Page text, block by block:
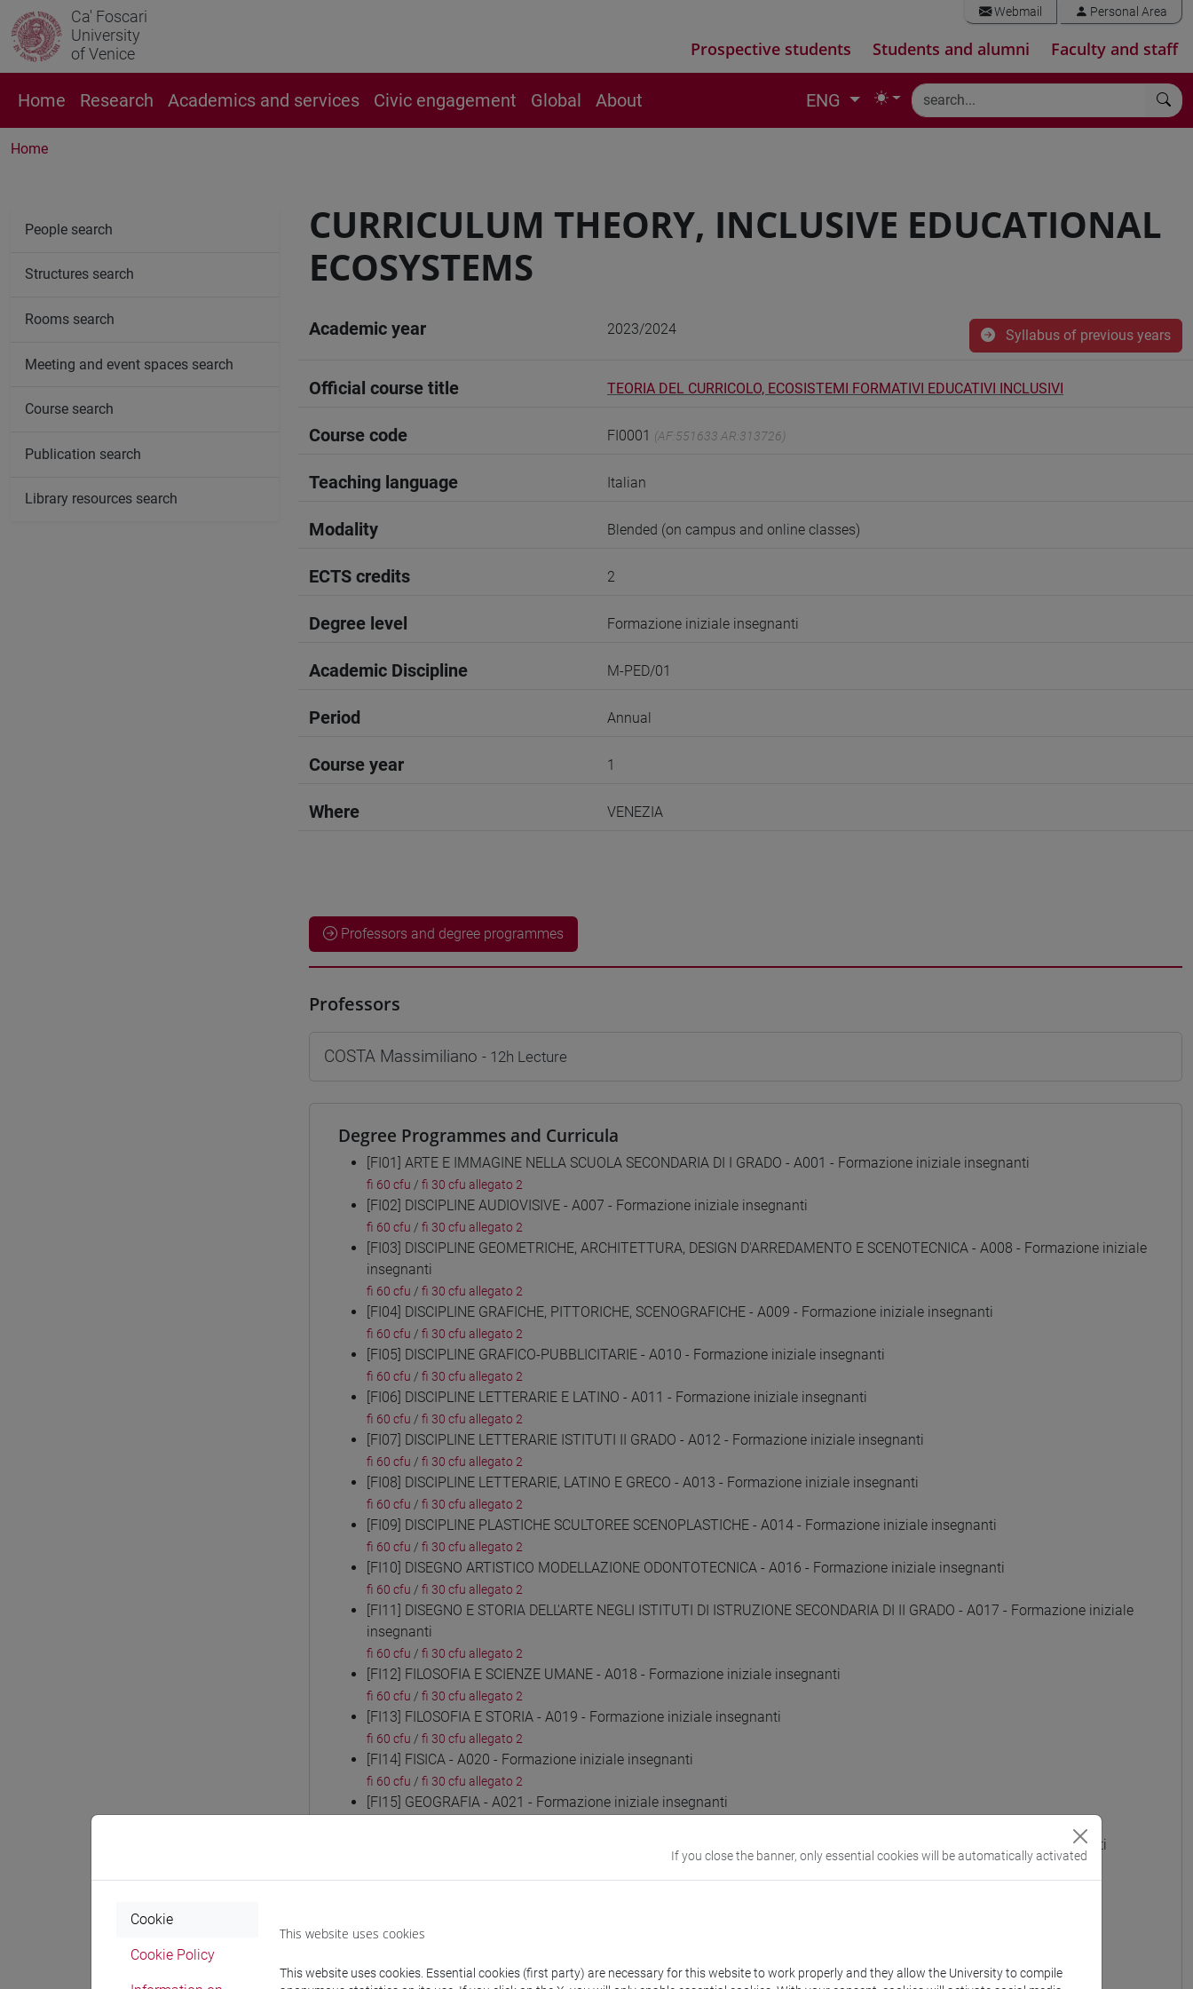
Ca' Foscari
University
of Venice
Webmail Personal Area
Prospective students Students and alumni Faculty and staff
Home Research Academics and services Civic engagement Global About ENG
Home
CURRICULUM THEORY, INCLUSIVE EDUCATIONAL
ECOSYSTEMS
Academic year 2023/2024 Syllabus of previous years
Official course title TEORIA DEL CURRICOLO, ECOSISTEMI FORMATIVI EDUCATIVI INCLUSIVI
Course code FI0001 (AF:551633 AR:313726)
Teaching language Italian
Modality Blended (on campus and online classes)
ECTS credits 2
Degree level Formazione iniziale insegnanti
Academic Discipline M-PED/01
Period Annual
Course year 1
Where VENEZIA
Professors and degree programmes
Professors
COSTA Massimiliano - 12h Lecture
Degree Programmes and Curricula
[FI01] ARTE E IMMAGINE NELLA SCUOLA SECONDARIA DI I GRADO - A001 - Formazione iniziale insegnanti
fi 60 cfu / fi 30 cfu allegato 2
[FI02] DISCIPLINE AUDIOVISIVE - A007 - Formazione iniziale insegnanti
fi 60 cfu / fi 30 cfu allegato 2
[FI03] DISCIPLINE GEOMETRICHE, ARCHITETTURA, DESIGN D'ARREDAMENTO E SCENOTECNICA - A008 - Formazione iniziale
insegnanti
fi 60 cfu / fi 30 cfu allegato 2
[FI04] DISCIPLINE GRAFICHE, PITTORICHE, SCENOGRAFICHE - A009 - Formazione iniziale insegnanti
fi 60 cfu / fi 30 cfu allegato 2
[FI05] DISCIPLINE GRAFICO-PUBBLICITARIE - A010 - Formazione iniziale insegnanti
fi 60 cfu / fi 30 cfu allegato 2
[FI06] DISCIPLINE LETTERARIE E LATINO - A011 - Formazione iniziale insegnanti
fi 60 cfu / fi 30 cfu allegato 2
[FI07] DISCIPLINE LETTERARIE ISTITUTI II GRADO - A012 - Formazione iniziale insegnanti
fi 60 cfu / fi 30 cfu allegato 2
[FI08] DISCIPLINE LETTERARIE, LATINO E GRECO - A013 - Formazione iniziale insegnanti
fi 60 cfu / fi 30 cfu allegato 2
[FI09] DISCIPLINE PLASTICHE SCULTOREE SCENOPLASTICHE - A014 - Formazione iniziale insegnanti
fi 60 cfu / fi 30 cfu allegato 2
[FI10] DISEGNO ARTISTICO MODELLAZIONE ODONTOTECNICA - A016 - Formazione iniziale insegnanti
fi 60 cfu / fi 30 cfu allegato 2
[FI11] DISEGNO E STORIA DELL'ARTE NEGLI ISTITUTI DI ISTRUZIONE SECONDARIA DI II GRADO - A017 - Formazione iniziale
insegnanti
fi 60 cfu / fi 30 cfu allegato 2
[FI12] FILOSOFIA E SCIENZE UMANE - A018 - Formazione iniziale insegnanti
fi 60 cfu / fi 30 cfu allegato 2
[FI13] FILOSOFIA E STORIA - A019 - Formazione iniziale insegnanti
fi 60 cfu / fi 30 cfu allegato 2
[FI14] FISICA - A020 - Formazione iniziale insegnanti
fi 60 cfu / fi 30 cfu allegato 2
[FI15] GEOGRAFIA - A021 - Formazione iniziale insegnanti
[FI16] ITALIANO, STORIA, GEOGRAFIA NELLA SCUOLA SECONDARIA DI I GRADO - A022 - Formazione iniziale insegnanti
[FI18] LINGUA E CULTURA STRANIERA (FRANCESE) - AA24 - Formazione iniziale insegnanti
[FI19] LINGUA E CULTURA STRANIERA (INGLESE) - AB24 - Formazione iniziale insegnanti
People search
Structures search
Rooms search
Meeting and event spaces search
Course search
Publication search
Library resources search
If you close the banner, only essential cookies will be automatically activated
Cookie
Cookie Policy
This website uses cookies
This website uses cookies. Essential cookies (first party) are necessary for this website to work properly and they allow the University to compile